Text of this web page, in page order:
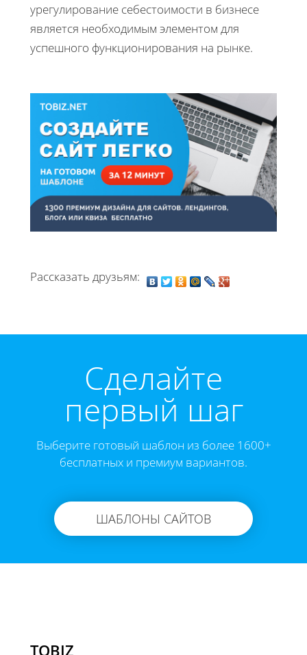
урегулирование себестоимости в бизнесе
является необходимым элементом для
успешного функционирования на рынке.
Рассказать друзьям:
Cделайте
первый шаг
Выберите готовый шаблон из более 1600+
бесплатных и премиум вариантов.
ШАБЛОНЫ САЙТОВ
TOBIZ